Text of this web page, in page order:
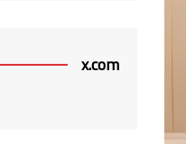
x.com